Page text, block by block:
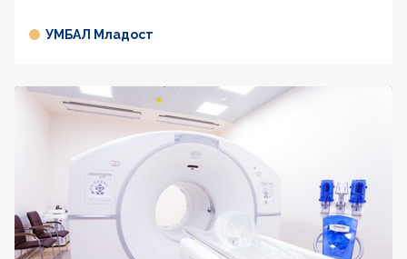
УМБАЛ Младост